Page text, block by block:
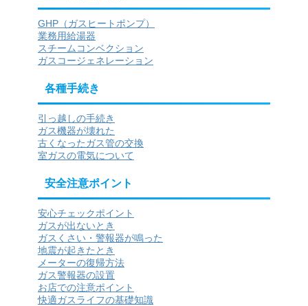
GHP（ガスヒートポンプ）
業務用給湯器
スチームコンベクション
ガスコージェネレーション
各種手続き
引っ越しの手続き
ガス機器が壊れた
古くなったガス管の交換
室ガスの電気について
安全注意ポイント
安心チェックポイント
ガスが出ないとき
ガスくさい・警報器が鳴った
地震が起きたとき
メーターの復帰方法
ガス警報器の設置
お店での注意ポイント
快適ガスライフの基礎知識